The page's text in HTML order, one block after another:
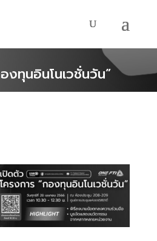
งทุนอินโนเวชั่นวัน”